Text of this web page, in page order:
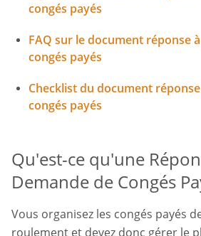
congés payés
FAQ sur le document réponse
congés payés
Checklist du document
congés payés
Qu'est-ce qu'une
Demande de Congés
Vous organisez les congés payés
roulement et devez donc gérer le